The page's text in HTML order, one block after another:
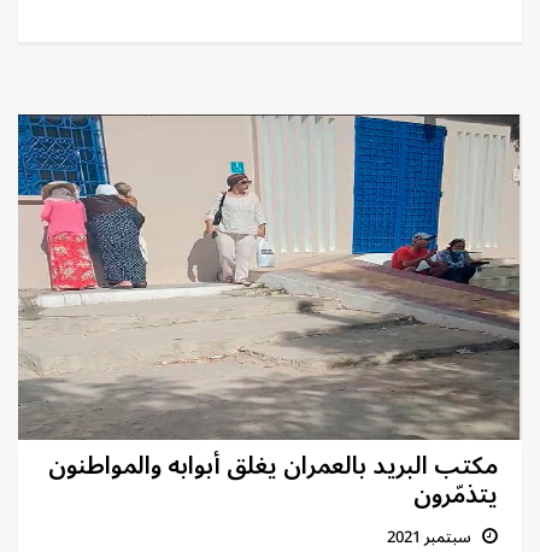
مكتب البريد بالعمران يغلق أبوابه والمواطنون
يتذمّرون
سبتمبر 2021